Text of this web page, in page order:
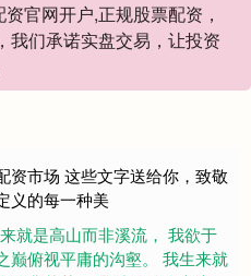
官网开户,正规股票配资，
我们承诺实盘交易，让投资
资市场 这些文字送给你，致敬
义的每一种美
就是高山而非溪流， 我欲于
巅俯视平庸的沟壑。 我生来就